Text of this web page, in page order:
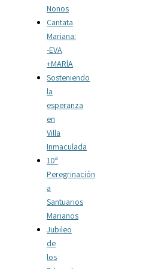
Nonos
Cantata
Mariana:
-EVA
+MARÍA
Sosteniendo
la
esperanza
en
Villa
Inmaculada
10ª
Peregrinación
a
Santuarios
Marianos
Jubileo
de
los